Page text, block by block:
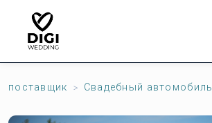
поставщик Свадебный автомобиль